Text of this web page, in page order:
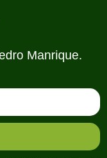
Manrique.